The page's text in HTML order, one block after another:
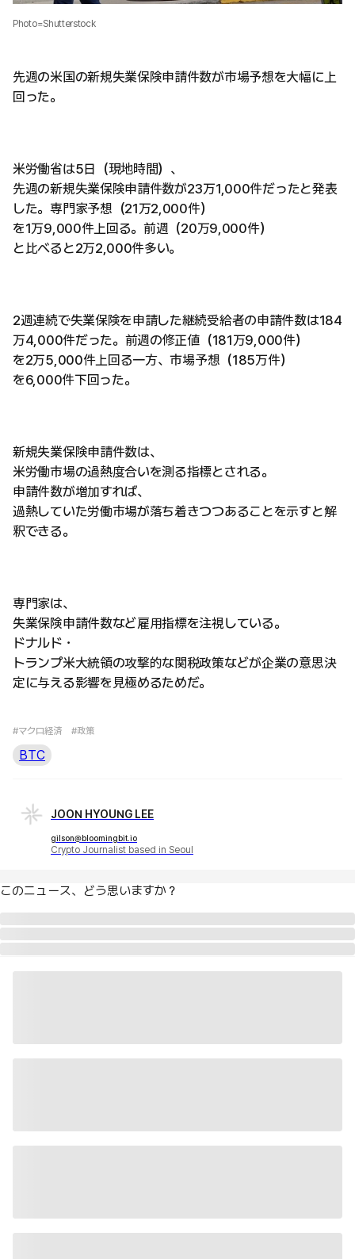
Photo=Shutterstock
先週の米国の新規失業保険申請件数が市場予想を大幅に上
回った。
米労働省は5日（現地時間）、
先週の新規失業保険申請件数が23万1,000件だったと発表
した。専門家予想（21万2,000件）
を1万9,000件上回る。前週（20万9,000件）
と比べると2万2,000件多い。
2週連続で失業保険を申請した継続受給者の申請件数は184
万4,000件だった。前週の修正値（181万9,000件）
を2万5,000件上回る一方、市場予想（185万件）
を6,000件下回った。
新規失業保険申請件数は、
米労働市場の過熱度合いを測る指標とされる。
申請件数が増加すれば、
過熱していた労働市場が落ち着きつつあることを示すと解
釈できる。
専門家は、
失業保険申請件数など雇用指標を注視している。
ドナルド・
トランプ米大統領の攻撃的な関税政策などが企業の意思決
定に与える影響を見極めるためだ。
#マクロ経済 #政策
BTC
JOON HYOUNG LEE
gilson@bloomingbit.io
Crypto Journalist based in Seoul
このニュース、どう思いますか？